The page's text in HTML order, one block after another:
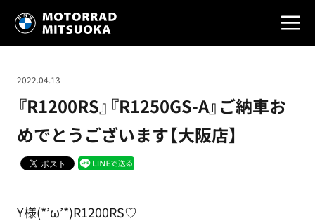
『R1200RS』『R1250GS-A』ご納車お
めでとうございます【大阪店】
2022.04.13
Y様(*’ω’*)R1200RS♡